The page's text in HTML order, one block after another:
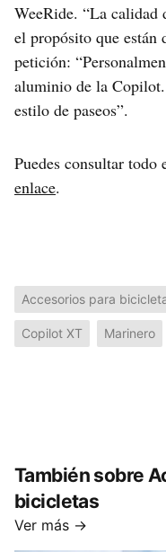
WeeRide. “La calidad
el propósito que están
petición:
aluminio de la
estilo de paseos”.
Puedes consultar todo
enlace.
Accesorios para
Copilot XT Marinero
También sobre
bicicletas
Ver más →